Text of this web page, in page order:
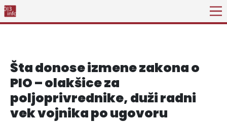
Šta donose izmene zakona o
PIO – olakšice za
poljoprivrednike, duži radni
vek vojnika po ugovoru